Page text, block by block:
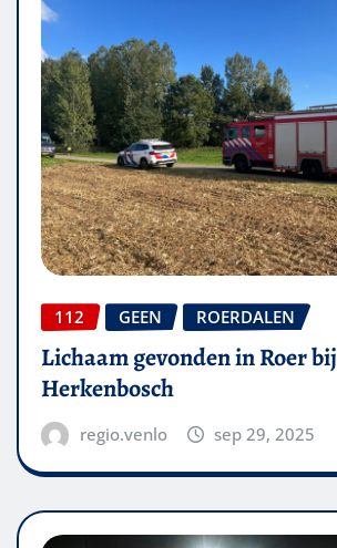
112 GEEN ROERDALEN
Lichaam gevonden in Roer bij
Herkenbosch
regio.venlo sep 29, 2025